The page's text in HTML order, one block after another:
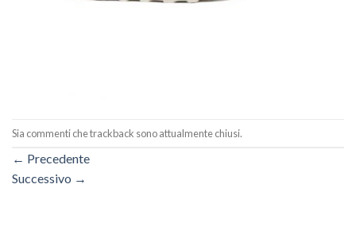
Sia commenti che trackback sono attualmente chiusi.
← Precedente
Successivo →